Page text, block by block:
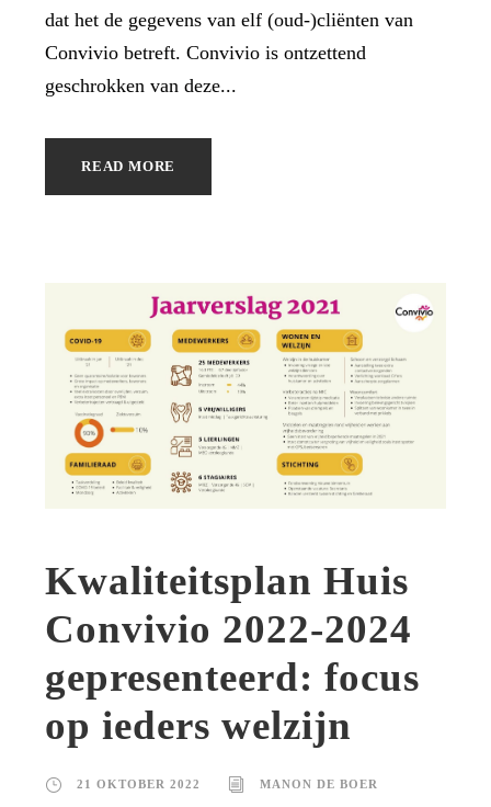
dat het de gegevens van elf (oud-)cliënten van
Convivio betreft. Convivio is ontzettend
geschrokken van deze...
READ MORE
Kwaliteitsplan Huis
Convivio 2022-2024
gepresenteerd: focus
op ieders welzijn
21 OKTOBER 2022 MANON DE BOER